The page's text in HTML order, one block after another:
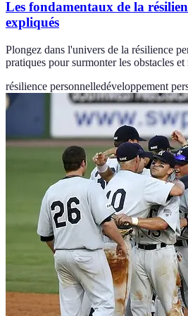
Les fondamentaux de la
expliqués
Plongez dans l'univers de la résilience
pratiques pour surmonter les obstacles
résilience personnelledéveloppement